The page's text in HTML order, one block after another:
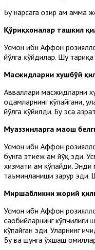
Бу нарсага ҳозир ҳам
Қўриқхоналар ташкил
Усмон ибн Аффон
йўлга қўйдилар. Шу
Масжидларни хушбўй
Авваллари масжидларни
одамларнинг кўпайгани,
йўлга қўйилди. Бу эса
Муаззинларга маош
Усмон ибн Аффон
бунга эҳтиёж ҳам йўқ эди.
хизмати ҳам кўпайди.
таъминланиши зарур эди.
Миршабликни жорий
Усмон ибн Аффон
саҳобийларнинг
кўпайган эди. Уларнинг
Бу ва шунга ўхшаш